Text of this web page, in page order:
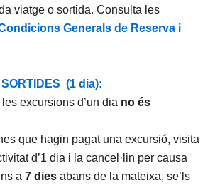
viatge o sortida. Consulta les
Generals de Reserva i
(1 dia):
les excursions d’un dia no és
que hagin pagat una excursió, visita
d’1 dia i la cancel·lin per causa
a 7 dies abans de la mateixa, se’ls